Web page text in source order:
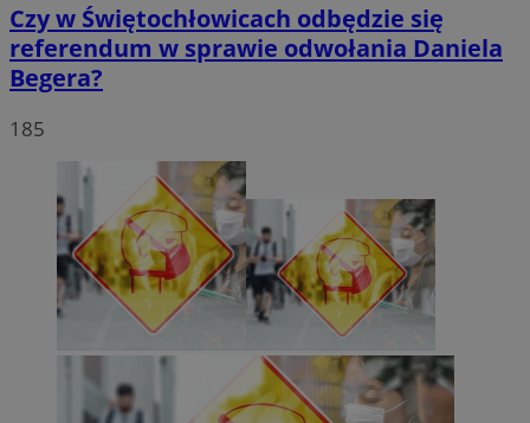
Czy w Świętochłowicach odbędzie się
referendum w sprawie odwołania Daniela
Begera?
185